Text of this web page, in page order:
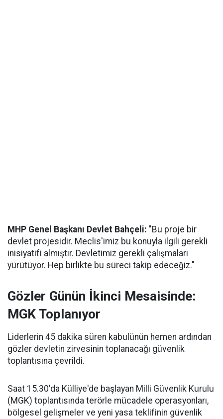
MHP Genel Başkanı Devlet Bahçeli: "Bu proje bir
devlet projesidir. Meclis'imiz bu konuyla ilgili gerekli
inisiyatifi almıştır. Devletimiz gerekli çalışmaları
yürütüyor. Hep birlikte bu süreci takip edeceğiz."
Gözler Günün İkinci Mesaisinde:
MGK Toplanıyor
Liderlerin 45 dakika süren kabulünün hemen ardından
gözler devletin zirvesinin toplanacağı güvenlik
toplantısına çevrildi.
Saat 15.30'da Külliye'de başlayan Milli Güvenlik Kurulu
(MGK) toplantısında terörle mücadele operasyonları,
bölgesel gelişmeler ve yeni yasa teklifinin güvenlik